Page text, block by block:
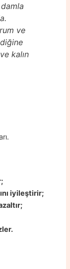
ve
kalın
iyileştirir;